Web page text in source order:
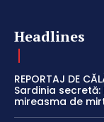
Headlines
REPORTAJ DE
Sardinia
mireasma de